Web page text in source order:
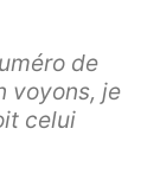
de
voyons, je
celui